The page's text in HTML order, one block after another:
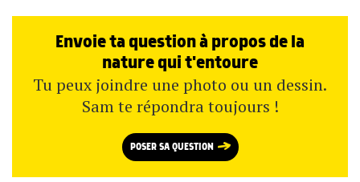
Envoie ta question à propos de la
nature qui t'entoure
Tu peux joindre une photo ou un dessin.
Sam te répondra toujours !
POSER SA QUESTION